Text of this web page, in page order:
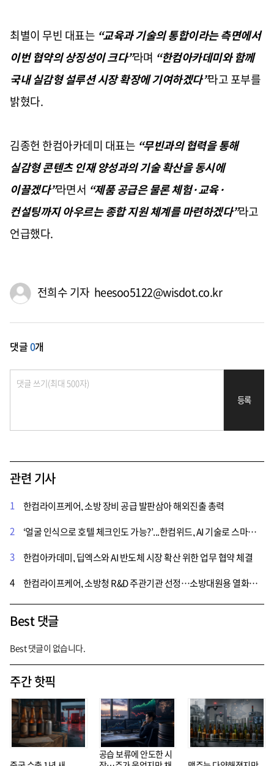
최별이 무빈 대표는 “교육과 기술의 통합이라는 측면에서
이번 협약의 상징성이 크다”라며 “한컴아카데미와 함께
국내 실감형 설루션 시장 확장에 기여하겠다”라고 포부를
밝혔다.
김종헌 한컴아카데미 대표는 “무빈과의 협력을 통해
실감형 콘텐츠 인재 양성과의 기술 확산을 동시에
이끌겠다”라면서 “제품 공급은 물론 체험·교육·
컨설팅까지 아우르는 종합 지원 체계를 마련하겠다”라고
언급했다.
전희수 기자 heesoo5122@wisdot.co.kr
댓글0개
등록
관련 기사
1
한컴라이프케어, 소방 장비 공급 발판삼아 해외진출 총력
2
‘얼굴 인식으로 호텔 체크인도 가능?’...한컴위드, AI 기술로 스마트패스 시장 공략한다
3
한컴아카데미, 딥엑스와 AI 반도체 시장 확산 위한 업무 협약 체결
4
한컴라이프케어, 소방청 R&D 주관기관 선정…소방대원용 열화상 장비 개발 나서
Best 댓글
Best 댓글이 없습니다.
주간 핫픽
공습 보류에 안도한 시